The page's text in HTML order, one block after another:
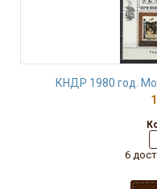
КНДР 1980 год.
6